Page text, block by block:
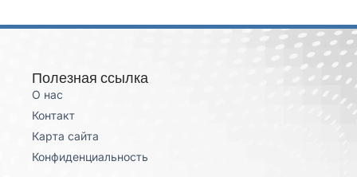
Полезная ссылка
О нас
Контакт
Карта сайта
Конфиденциальность